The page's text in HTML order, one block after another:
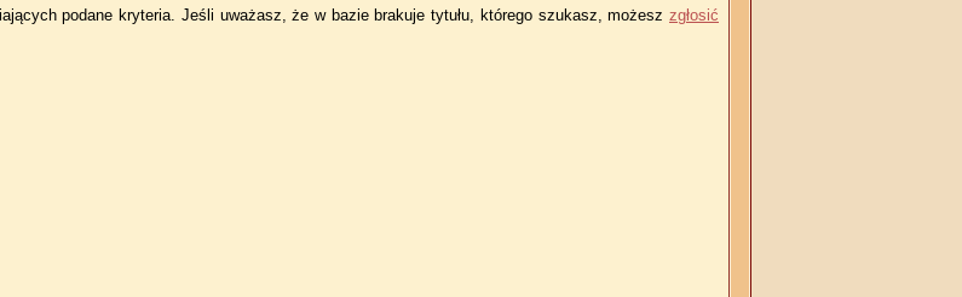
podane kryteria. Jeśli uważasz, że w bazie brakuje tytułu, którego szukasz, możesz zgłosić